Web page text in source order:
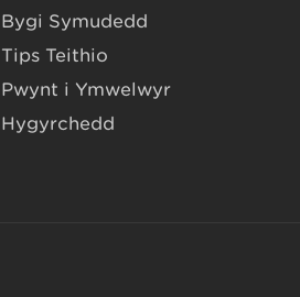
Bygi Symudedd
Tips Teithio
Pwynt i Ymwelwyr
Hygyrchedd